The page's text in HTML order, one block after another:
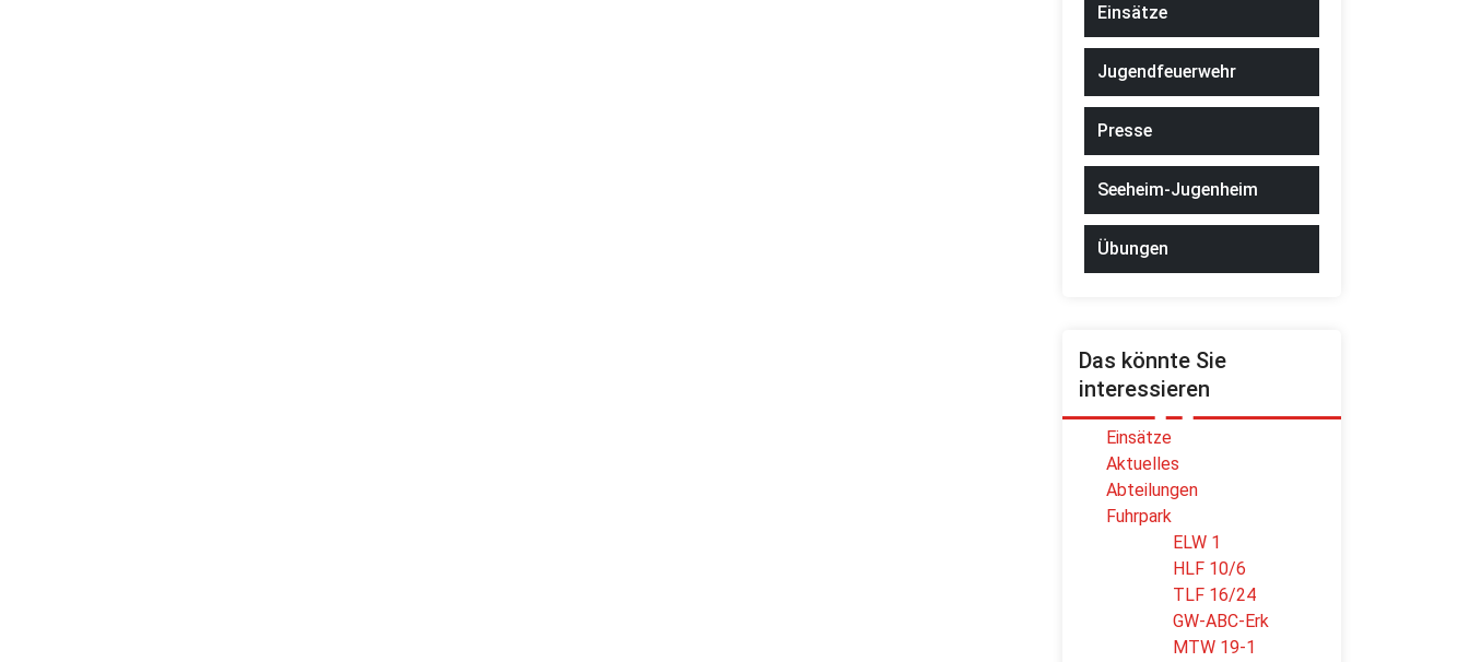
Einsätze
Jugendfeuerwehr
Presse
Seeheim-Jugenheim
Übungen
Das könnte Sie
interessieren
Einsätze
Aktuelles
Abteilungen
Fuhrpark
ELW 1
HLF 10/6
TLF 16/24
GW-ABC-Erk
MTW 19-1